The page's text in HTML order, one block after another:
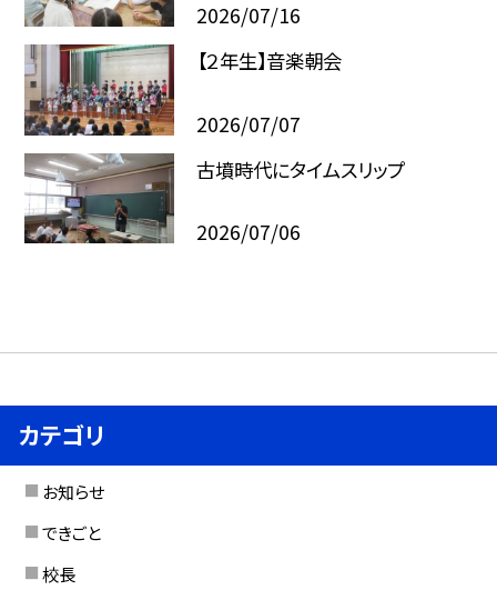
2026/07/16
【２年生】音楽朝会
2026/07/07
古墳時代にタイムスリップ
2026/07/06
カテゴリ
お知らせ
できごと
校長